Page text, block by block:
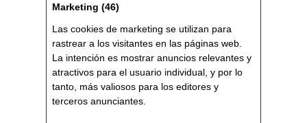
Marketing (46)
Las cookies de marketing se utilizan para
rastrear a los visitantes en las páginas web.
La intención es mostrar anuncios relevantes y
atractivos para el usuario individual, y por lo
tanto, más valiosos para los editores y
terceros anunciantes.